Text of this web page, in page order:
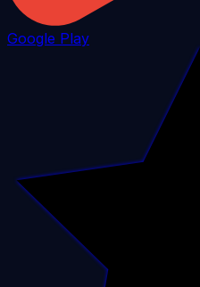
Google Play